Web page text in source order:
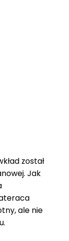
069 zł
został
Jak
ale nie